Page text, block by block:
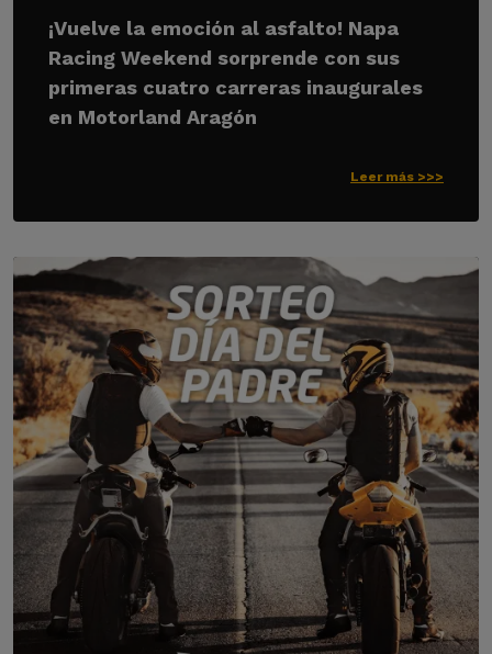
¡Vuelve la emoción al asfalto! Napa
Racing Weekend sorprende con sus
primeras cuatro carreras inaugurales
en Motorland Aragón
Leer más >>>